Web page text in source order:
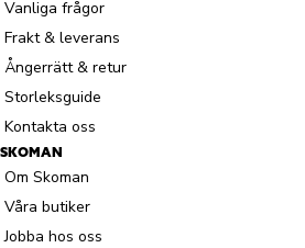
Vanliga frågor
Frakt & leverans
Ångerrätt & retur
Storleksguide
Kontakta oss
SKOMAN
Om Skoman
Våra butiker
Jobba hos oss